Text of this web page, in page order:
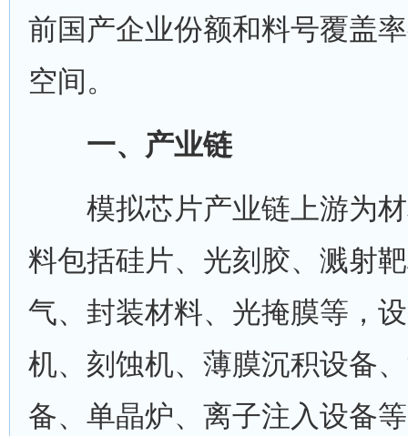
前国产企业份额和料号覆盖
空间。
一、产业链
模拟芯片产业链上游为材
料包括硅片、光刻胶、溅射
气、封装材料、光掩膜等，
机、刻蚀机、薄膜沉积设备
备、单晶炉、离子注入设备